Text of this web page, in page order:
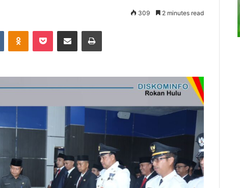
309 2 minutes read
VKontakteOdnoklassniki
Pocket Share via Email Print